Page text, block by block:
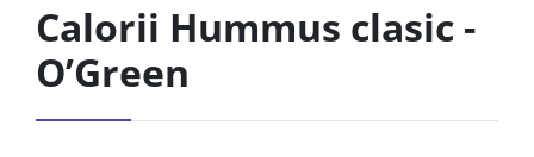
Calorii Hummus clasic -
O’Green